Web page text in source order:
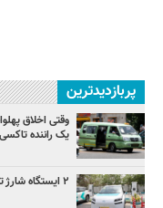
پربازدیدترین
وقتی اخلاق
یک راننده
۲ ایستگاه شارژ تاکسی‌های برقی در آستانه بهره‌برداری